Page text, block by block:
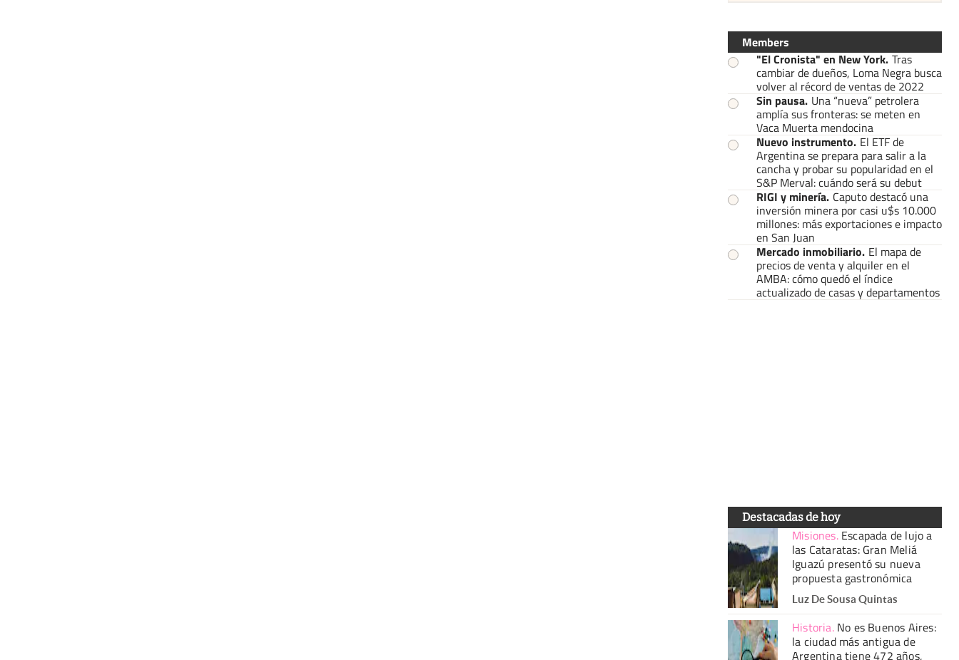
Members
"El Cronista" en New York. Tras
cambiar de dueños, Loma Negra busca
volver al récord de ventas de 2022
Sin pausa. Una “nueva” petrolera
amplía sus fronteras: se meten en
Vaca Muerta mendocina
Nuevo instrumento. El ETF de
Argentina se prepara para salir a la
cancha y probar su popularidad en el
S&P Merval: cuándo será su debut
RIGI y minería. Caputo destacó una
inversión minera por casi u$s 10.000
millones: más exportaciones e impacto
en San Juan
Mercado inmobiliario. El mapa de
precios de venta y alquiler en el
AMBA: cómo quedó el índice
actualizado de casas y departamentos
Destacadas de hoy
Misiones. Escapada de lujo a
las Cataratas: Gran Meliá
Iguazú presentó su nueva
propuesta gastronómica
Luz De Sousa Quintas
Historia. No es Buenos Aires:
la ciudad más antigua de
Argentina tiene 472 años,